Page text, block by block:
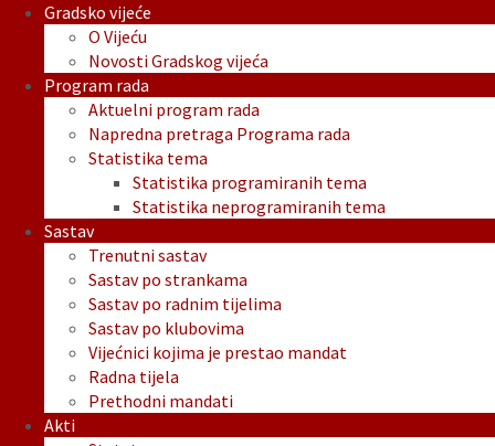
Gradsko vijeće
O Vijeću
Novosti Gradskog vijeća
Program rada
Aktuelni program rada
Napredna pretraga Programa rada
Statistika tema
Statistika programiranih tema
Statistika neprogramiranih tema
Sastav
Trenutni sastav
Sastav po strankama
Sastav po radnim tijelima
Sastav po klubovima
Vijećnici kojima je prestao mandat
Radna tijela
Prethodni mandati
Akti